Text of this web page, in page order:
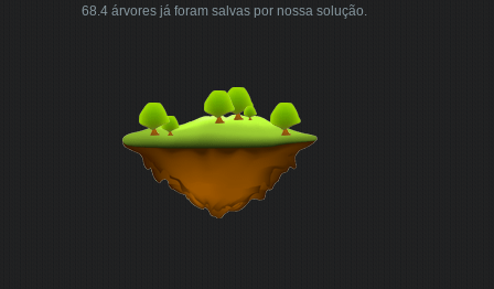
68.4 árvores já foram salvas por nossa solução.